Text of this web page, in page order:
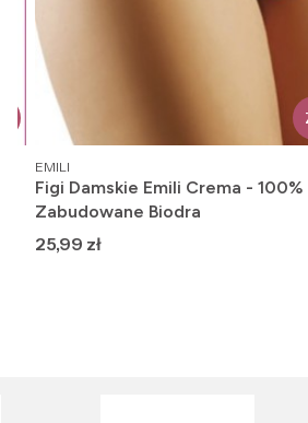
PRODUCENT
EMILI
Figi Damskie Emili Crema - 100%
Zabudowane Biodra
Cena
25,99 zł